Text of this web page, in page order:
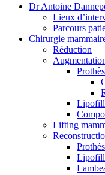
Dr Antoine
Lieux
Parcours
Chirurgie
Réduction
Lifting